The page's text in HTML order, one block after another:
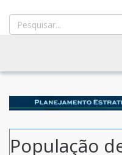
DE
VIANA
ES
População